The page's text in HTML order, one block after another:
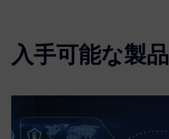
入手可能な製品